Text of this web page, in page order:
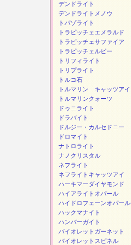
デンドライト
デンドライトメノウ
トパゾライト
トラピッチェエメラルド
トラピッチェサファイア
トラピッチェルビー
トリフィライト
トリプライト
トルコ石
トルマリン キャッツアイ
トルマリンクォーツ
ドゥニライト
ドラバイト
ドルジー・カルセドニー
ドロマイト
ナトロライト
ナノクリスタル
ネフライト
ネフライトキャッツアイ
ハーキマーダイヤモンド
ハイアライトオパール
ハイドロフェーンオパール
ハックマナイト
ハンバーガイト
バイオレットガーネット
バイオレットスピネル